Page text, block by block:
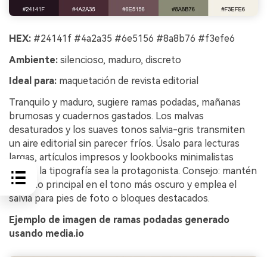
HEX: #24141f #4a2a35 #6e5156 #8a8b76 #f3efe6
Ambiente: silencioso, maduro, discreto
Ideal para: maquetación de revista editorial
Tranquilo y maduro, sugiere ramas podadas, mañanas
brumosas y cuadernos gastados. Los malvas
desaturados y los suaves tonos salvia-gris transmiten
un aire editorial sin parecer fríos. Úsalo para lecturas
largas, artículos impresos y lookbooks minimalistas
donde la tipografía sea la protagonista. Consejo: mantén
el texto principal en el tono más oscuro y emplea el
salvia para pies de foto o bloques destacados.
Ejemplo de imagen de ramas podadas generado
usando media.io